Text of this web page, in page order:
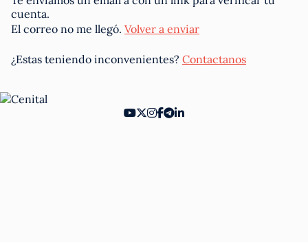
cuenta.
El correo no me llegó. Volver a enviar
¿Estas teniendo inconvenientes? Contactanos